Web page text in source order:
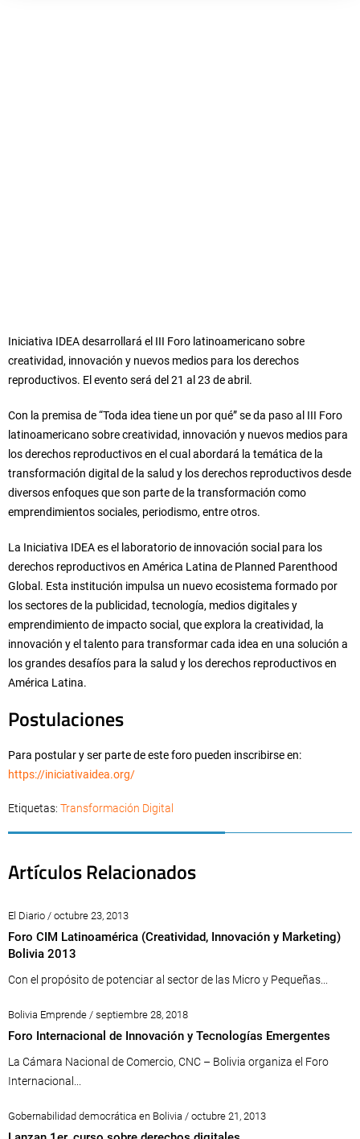
Iniciativa IDEA desarrollará el III Foro latinoamericano sobre
creatividad, innovación y nuevos medios para los derechos
reproductivos. El evento será del 21 al 23 de abril.
Con la premisa de “Toda idea tiene un por qué” se da paso al III Foro
latinoamericano sobre creatividad, innovación y nuevos medios para
los derechos reproductivos en el cual abordará la temática de la
transformación digital de la salud y los derechos reproductivos desde
diversos enfoques que son parte de la transformación como
emprendimientos sociales, periodismo, entre otros.
La Iniciativa IDEA es el laboratorio de innovación social para los
derechos reproductivos en América Latina de Planned Parenthood
Global. Esta institución impulsa un nuevo ecosistema formado por
los sectores de la publicidad, tecnología, medios digitales y
emprendimiento de impacto social, que explora la creatividad, la
innovación y el talento para transformar cada idea en una solución a
los grandes desafíos para la salud y los derechos reproductivos en
América Latina.
Postulaciones
Para postular y ser parte de este foro pueden inscribirse en:
https://iniciativaidea.org/
Etiquetas: Transformación Digital
Artículos Relacionados
El Diario / octubre 23, 2013
Foro CIM Latinoamérica (Creatividad, Innovación y Marketing)
Bolivia 2013
Con el propósito de potenciar al sector de las Micro y Pequeñas...
Bolivia Emprende / septiembre 28, 2018
Foro Internacional de Innovación y Tecnologías Emergentes
La Cámara Nacional de Comercio, CNC – Bolivia organiza el Foro
Internacional...
Gobernabilidad democrática en Bolivia / octubre 21, 2013